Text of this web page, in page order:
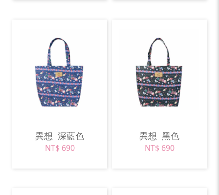
異想 深藍色
NT$ 690
異想 黑色
NT$ 690